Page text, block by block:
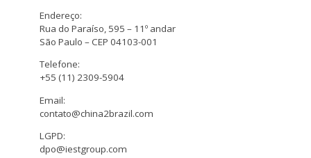
Endereço:
Rua do Paraíso, 595 – 11º andar
São Paulo – CEP 04103-001
Telefone:
+55 (11) 2309-5904
Email:
contato@china2brazil.com
LGPD:
dpo@iestgroup.com